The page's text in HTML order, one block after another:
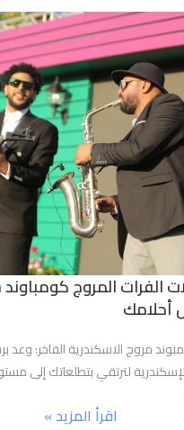
الفرات المروج
أحلامك
مروج الاسكندرية الفاخر:
لترتقي بتطلعاتك إلى
اقرأ المزيد »